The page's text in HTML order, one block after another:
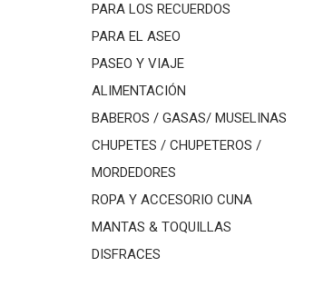
PARA LOS RECUERDOS
PARA EL ASEO
PASEO Y VIAJE
ALIMENTACIÓN
BABEROS / GASAS/ MUSELINAS
CHUPETES / CHUPETEROS /
MORDEDORES
ROPA Y ACCESORIO CUNA
MANTAS & TOQUILLAS
DISFRACES